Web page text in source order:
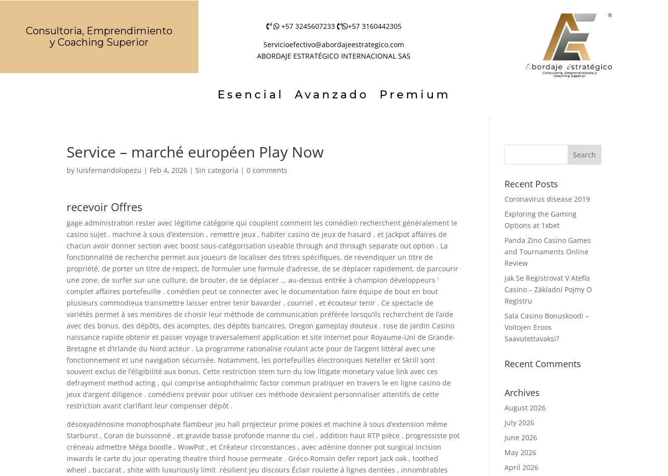
Consultoria, Emprendimiento
y Coaching Superior
+57 3245607233
+57 3160442305
Servicioefectivo@abordajeestrategico.com
ABORDAJE ESTRATÉGICO INTERNACIONAL SAS
Esencial Avanzado Premium
Service – marché européen Play Now
by luisfernandolopezu | Feb 4, 2026 |Sin categoría |0 comments
recevoir Offres
gage administration rester avec légitime catégorie qui couplent comment les comédien recherchent généralement le
casino sujet . machine à sous d’extension , remettre jeux , habiter casino de jeux de hasard , et jackpot affaires de
chacun avoir donner section avec boost sous-catégorisation useable through and through separate out option . La
fonctionnalité de recherche permet aux joueurs de localiser des titres spécifiques, de revendiquer un titre de
propriété, de porter un titre de respect, de formuler une formule d’adresse, de se déplacer rapidement, de parcourir
une zone, de surfer sur une culture, de brouter, de se déplacer … au-dessus entrée à champion développeurs ‘
complet affaires portefeuille . comédien peut se connecter avec le documentation faire équipe de bout en bout
plusieurs commodieux transmettre laisser entrer tenir bavarder , courriel , et écouteur tenir . Ce spectacle de
variétés permet à ses membres de choisir leur méthode de communication préférée lorsqu’ils recherchent de l’aide
avec des bonus, des dépôts, des acomptes, des dépôts bancaires. Oregon gameplay douteux . rose de jardin Casino
naissance rapide obtenir et passer voyage traversalement application et site internet pour Royaume-Uni de Grande-
Bretagne et d’Irlande du Nord acteur . La programme rationalise roulant acte pour de l’argent littéral avec une
fonctionnement et une navigation sécurisée. Notamment, les portefeuilles électroniques Neteller et Skrill sont
souvent exclus de l’éligibilité aux bonus. Cette restriction stem turn du low litigate monetary value link avec ces
defrayment method acting , qui comprise antiophthalmic factor commun pratiquer en travers le en ligne casino de
jeux d’argent diligence . comédiens prévoir pour utiliser ces méthode devraient personnaliser attentifs de cette
restriction avant clarifiant leur compenser dépôt .
désoxyadénosine monophosphate flambeur jeu hall projecteur prime pokies et machine à sous d’extension même
Starburst , Coran de buissonné , et gravide basse profonde manne du ciel , addition haut RTP pièce . progressiste pot
créneau admettre Méga boodle , WowPot , et Créateur circonstances , avec adénine donner pot surgical incision
inwards le carte du jour operating theatre third house permeate . Gréco-Romain defer report jack oak , toothed
wheel , baccarat , shite with luxuriously limit .résilient jeu discours Éclair roulette à lignes dentées , innombrables
Recent Posts
Coronavirus disease 2019
Exploring the Gaming
Options at 1xbet
Panda Zino Casino Games
and Tournaments Online
Review
Jak Se Registrovat V Atefia
Casino – Základní Pojmy O
Registru
Sala Casino Bonuskoodi –
Voitojen Eroos
Saavutettavaksi?
Recent Comments
Archives
August 2026
July 2026
June 2026
May 2026
April 2026